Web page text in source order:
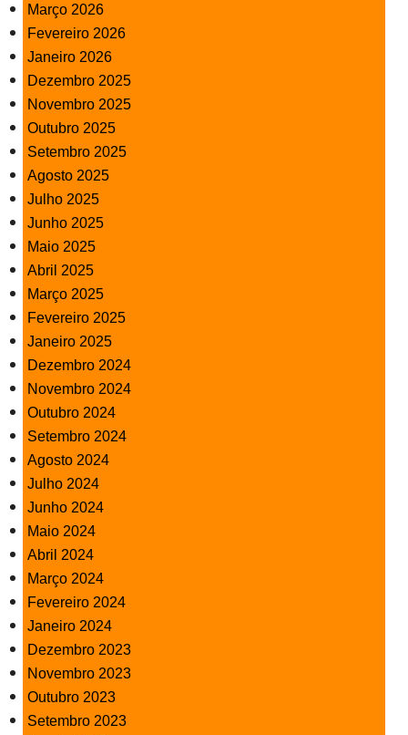
Março 2026
Fevereiro 2026
Janeiro 2026
Dezembro 2025
Novembro 2025
Outubro 2025
Setembro 2025
Agosto 2025
Julho 2025
Junho 2025
Maio 2025
Abril 2025
Março 2025
Fevereiro 2025
Janeiro 2025
Dezembro 2024
Novembro 2024
Outubro 2024
Setembro 2024
Agosto 2024
Julho 2024
Junho 2024
Maio 2024
Abril 2024
Março 2024
Fevereiro 2024
Janeiro 2024
Dezembro 2023
Novembro 2023
Outubro 2023
Setembro 2023